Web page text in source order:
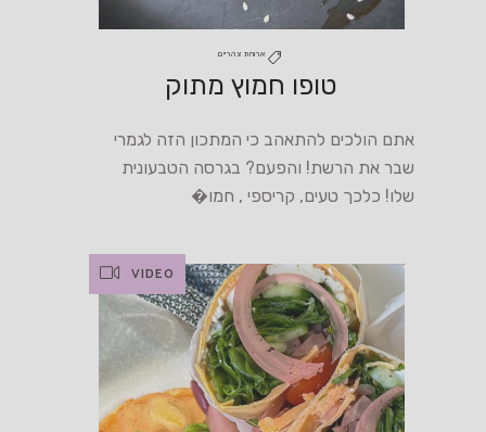
ארוחת צהריים
טופו חמוץ מתוק
אתם הולכים להתאהב כי המתכון הזה לגמרי
שבר את הרשת! והפעם? בגרסה הטבעונית
שלו! כלכך טעים, קריספי , חמו�
VIDEO